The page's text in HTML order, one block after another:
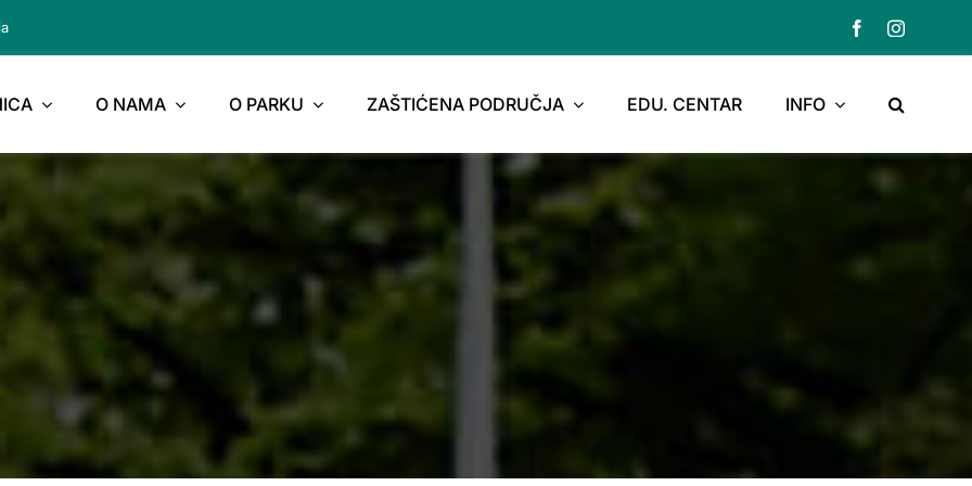
O NAMA O PARKU ZAŠTIĆENA PODRUČJA EDU. CENTAR INFO